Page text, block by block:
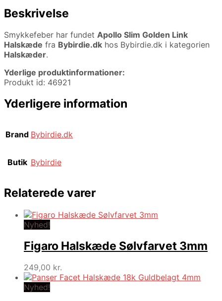
Beskrivelse
Smykkefeber har fundet Apollo Slim Golden Link
Halskæde fra Bybirdie.dk hos Bybirdie.dk i kategorien
Halskæder.
Yderlige produktinformationer:
Produkt id: 46921
Yderligere information
Brand Bybirdie.dk
Butik Bybirdie
Relaterede varer
Nyhed!
Figaro Halskæde Sølvfarvet 3mm
249,00 kr.
Nyhed!